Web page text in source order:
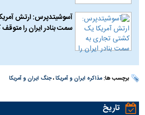
آسوشیتدپرس: ارتش
سمت بنادر ایران را متوقف
برچسب ها:مذاکره ایران و آمریکا،جنگ ایران و آمریکا
تاریخ